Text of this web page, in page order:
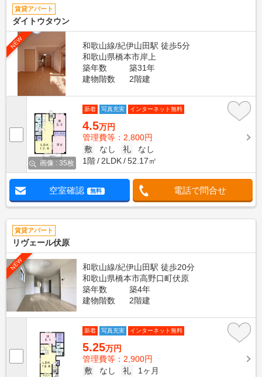
賃貸アパート
ダイトウタウン
NEW
和歌山線/紀伊山田駅 徒歩5分
和歌山県橋本市岸上
築年数
築31年
建物階数
2階建
画像 : 35枚
新着 写真充実 インターネット無料
4.5万円
管理費等：2,800円
敷
なし 礼
なし
1階
2LDK 52.17㎡
空室確認 無料 電話で問合せ
賃貸アパート
リヴェール伏原
NEW
和歌山線/紀伊山田駅 徒歩20分
和歌山県橋本市高野口町伏原
築年数
築4年
建物階数
2階建
新着 写真充実 インターネット無料
5.25万円
管理費等：2,900円
敷
なし 礼
1ヶ月